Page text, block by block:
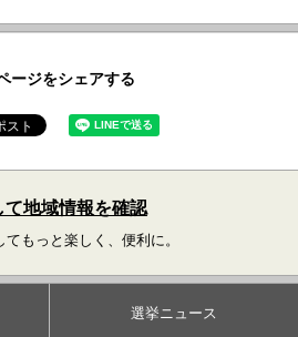
ージをシェアする
て地域情報を確認
もっと楽しく、便利に。
選挙ニュース